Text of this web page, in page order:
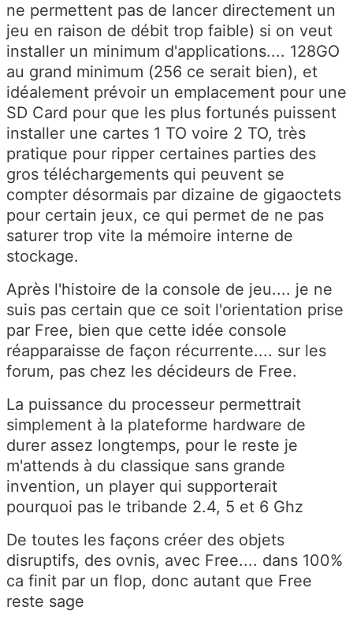
ne permettent pas de lancer directement un
jeu en raison de débit trop faible) si on veut
installer un minimum d'applications.... 128GO
au grand minimum (256 ce serait bien), et
idéalement prévoir un emplacement pour une
SD Card pour que les plus fortunés puissent
installer une cartes 1 TO voire 2 TO, très
pratique pour ripper certaines parties des
gros téléchargements qui peuvent se
compter désormais par dizaine de gigaoctets
pour certain jeux, ce qui permet de ne pas
saturer trop vite la mémoire interne de
stockage.
Après l'histoire de la console de jeu.... je ne
suis pas certain que ce soit l'orientation prise
par Free, bien que cette idée console
réapparaisse de façon récurrente.... sur les
forum, pas chez les décideurs de Free.
La puissance du processeur permettrait
simplement à la plateforme hardware de
durer assez longtemps, pour le reste je
m'attends à du classique sans grande
invention, un player qui supporterait
pourquoi pas le tribande 2.4, 5 et 6 Ghz
De toutes les façons créer des objets
disruptifs, des ovnis, avec Free.... dans 100%
ca finit par un flop, donc autant que Free
reste sage